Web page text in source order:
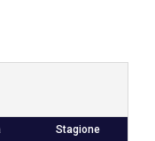
Stagione